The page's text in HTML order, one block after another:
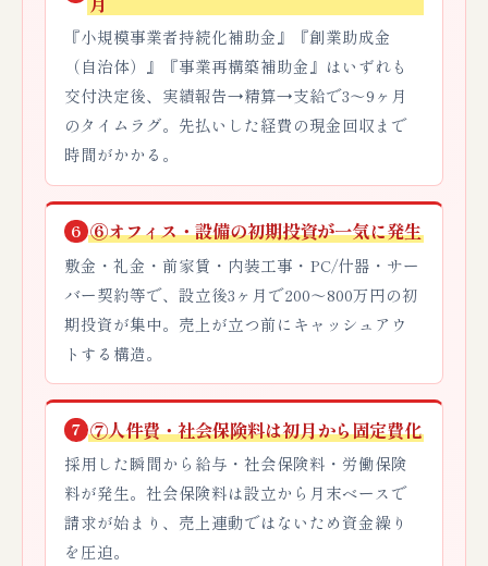
『小規模事業者持続化補助金』『創業助成金
（自治体）』『事業再構築補助金』はいずれも
交付決定後、実績報告→精算→支給で3〜9ヶ月
のタイムラグ。先払いした経費の現金回収まで
時間がかかる。
6 ⑥オフィス・設備の初期投資が一気に発生
敷金・礼金・前家賃・内装工事・PC/什器・サー
バー契約等で、設立後3ヶ月で200〜800万円の初
期投資が集中。売上が立つ前にキャッシュアウ
トする構造。
7 ⑦人件費・社会保険料は初月から固定費化
採用した瞬間から給与・社会保険料・労働保険
料が発生。社会保険料は設立から月末ベースで
請求が始まり、売上連動ではないため資金繰り
を圧迫。